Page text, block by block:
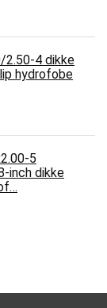
2.50-4 dikke
hydrofobe
5
inch dikke